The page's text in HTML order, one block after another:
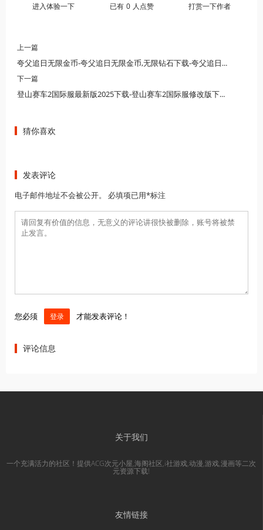
进入体验一下 已有 0 人点赞 打赏一下作者
上一篇
夸父追日无限金币-夸父追日无限金币,无限钻石下载-夸父追日无限金币,无限钻石最新版下载
下一篇
登山赛车2国际服最新版2025下载-登山赛车2国际服修改版下载-登山赛车2国际服下载合集
猜你喜欢
发表评论
电子邮件地址不会被公开。 必填项已用*标注
您必须 登录 才能发表评论！
评论信息
关于我们
一个充满活力的社区！提供ACG次元小屋,海阁社区,i社游戏,动漫,游戏,漫画等二次
元资源下载!
友情链接